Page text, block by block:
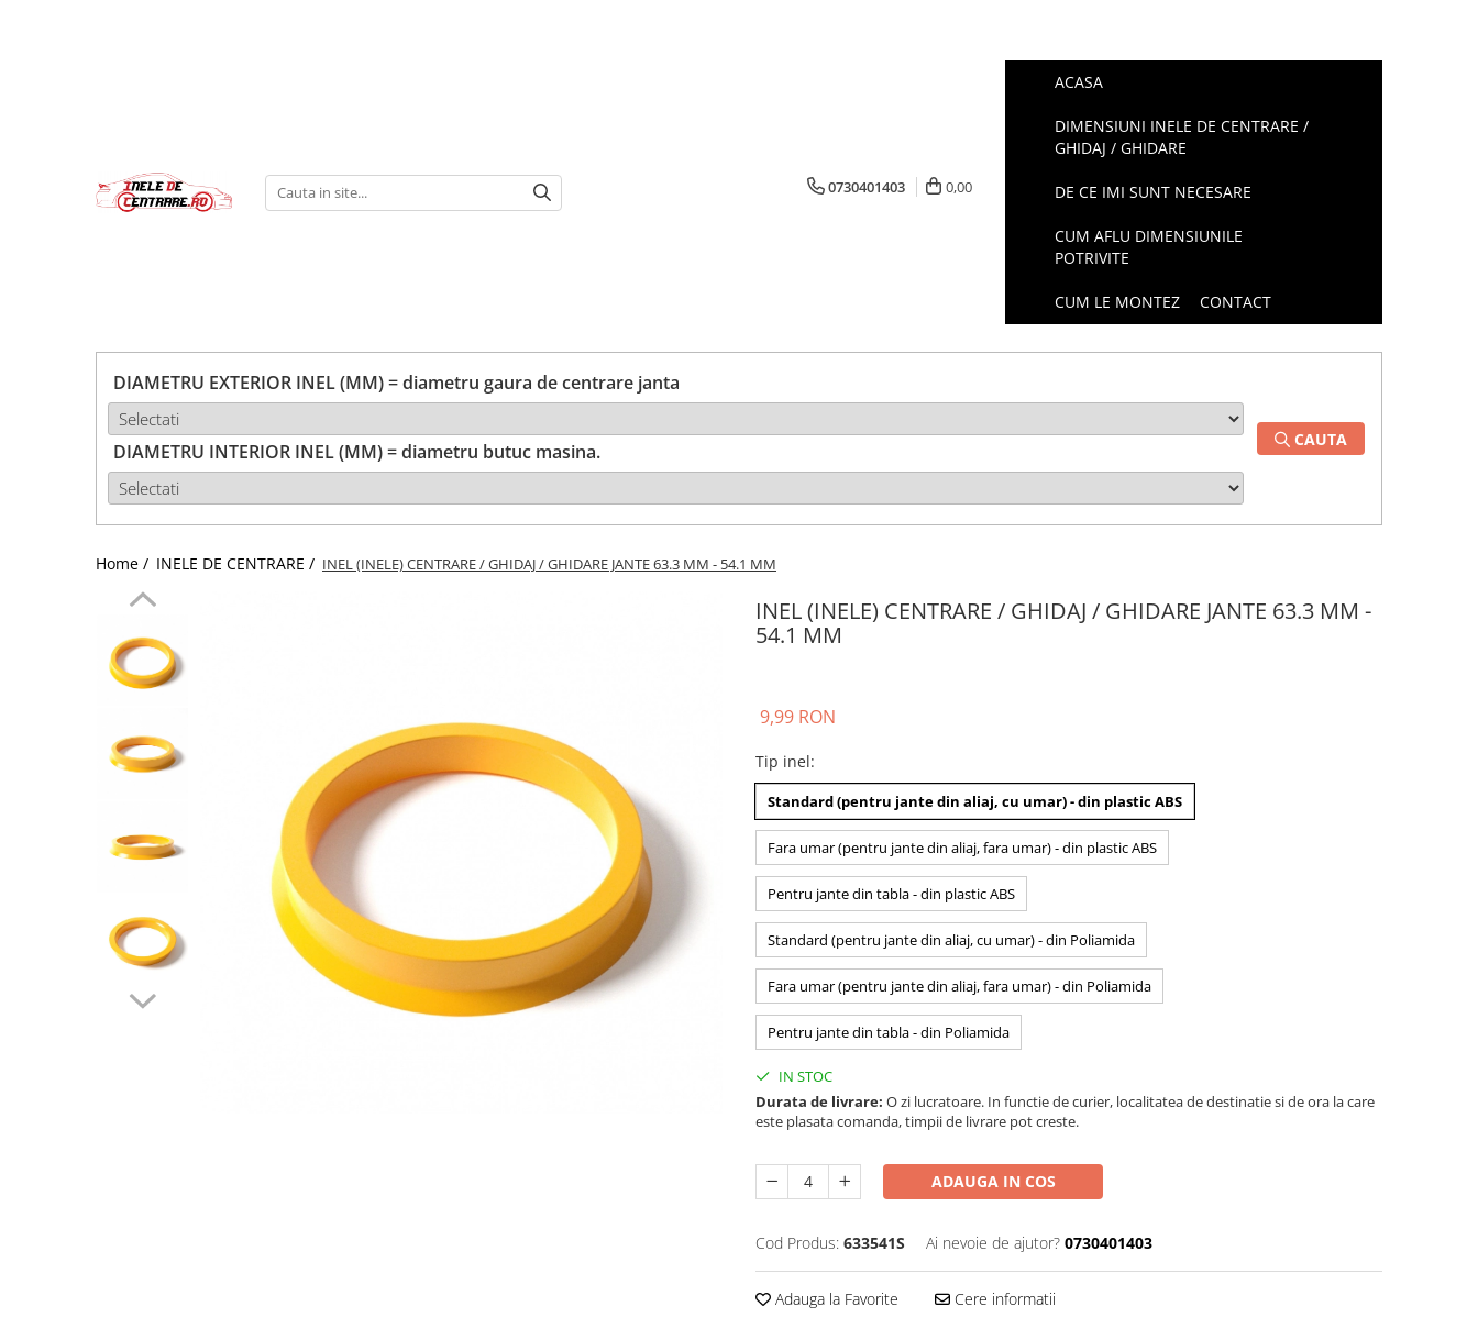
0730401403 0,00
ACASA
DIMENSIUNI INELE DE CENTRARE /
GHIDAJ / GHIDARE
DE CE IMI SUNT NECESARE
CUM AFLU DIMENSIUNILE
POTRIVITE
CUM LE MONTEZ CONTACT
DIAMETRU EXTERIOR INEL (MM) = diametru gaura de centrare janta
DIAMETRU INTERIOR INEL (MM) = diametru butuc masina.
CAUTA
Home / INELE DE CENTRARE / INEL (INELE) CENTRARE / GHIDAJ / GHIDARE JANTE 63.3 MM - 54.1 MM
INEL (INELE) CENTRARE / GHIDAJ / GHIDARE JANTE 63.3 MM -
54.1 MM
9,99 RON
Tip inel:
Standard (pentru jante din aliaj, cu umar) - din plastic ABS
Fara umar (pentru jante din aliaj, fara umar) - din plastic ABS
Pentru jante din tabla - din plastic ABS
Standard (pentru jante din aliaj, cu umar) - din Poliamida
Fara umar (pentru jante din aliaj, fara umar) - din Poliamida
Pentru jante din tabla - din Poliamida
IN STOC
Durata de livrare: O zi lucratoare. In functie de curier, localitatea de destinatie si de ora la care
este plasata comanda, timpii de livrare pot creste.
ADAUGA IN COS
Cod Produs: 633541S Ai nevoie de ajutor? 0730401403
Adauga la Favorite Cere informatii